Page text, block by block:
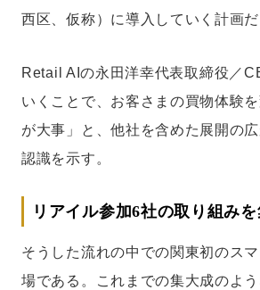
西区、仮称）に導入していく計画だ
Retail AIの永田洋幸代表取締役／
いくことで、お客さまの買物体験
が大事」と、他社を含めた展開の
認識を示す。
リアイル参加6社の取り組み
そうした流れの中での関東初のス
場である。これまでの集大成のよ